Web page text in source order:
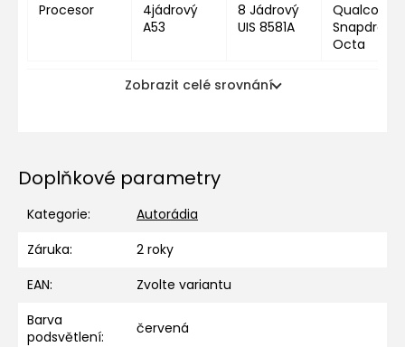
Procesor
4jádrový
A53
8 Jádrový
UIS 8581A
Octa
Zobrazit celé srovnání
Doplňkové parametry
Kategorie:
Autorádia
Záruka:
2 roky
EAN:
Zvolte variantu
Barva
podsvětlení: červená